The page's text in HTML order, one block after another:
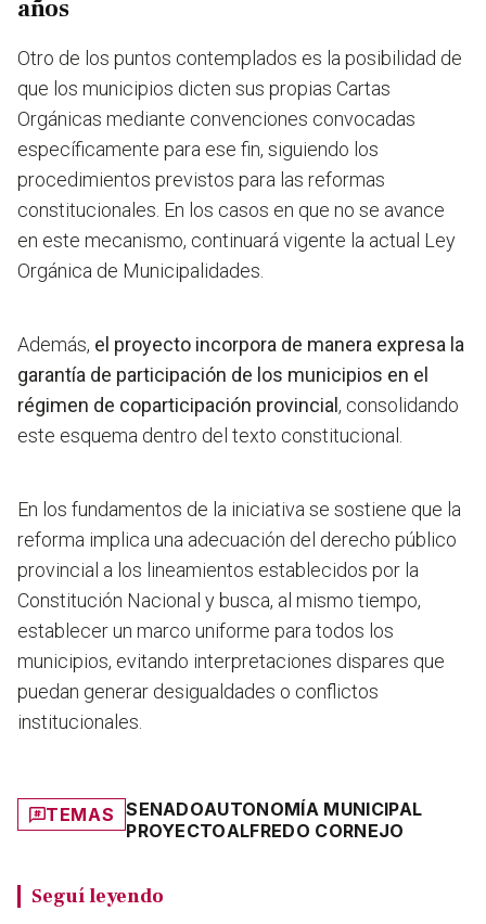
años
Otro de los puntos contemplados es la posibilidad de
que los municipios dicten sus propias Cartas
Orgánicas mediante convenciones convocadas
específicamente para ese fin, siguiendo los
procedimientos previstos para las reformas
constitucionales. En los casos en que no se avance
en este mecanismo, continuará vigente la actual Ley
Orgánica de Municipalidades.
Además, el proyecto incorpora de manera expresa la
garantía de participación de los municipios en el
régimen de coparticipación provincial , consolidando
este esquema dentro del texto constitucional.
En los fundamentos de la iniciativa se sostiene que la
reforma implica una adecuación del derecho público
provincial a los lineamientos establecidos por la
Constitución Nacional y busca, al mismo tiempo,
establecer un marco uniforme para todos los
municipios, evitando interpretaciones dispares que
puedan generar desigualdades o conflictos
institucionales.
TEMAS SENADOAUTONOMÍA MUNICIPAL
PROYECTOALFREDO CORNEJO
Seguí leyendo